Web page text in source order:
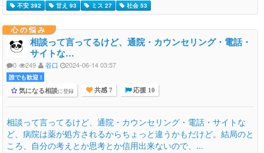
不安 392
甘え 93 ミス 27 社会 53
心の悩み
相談って言ってるけど、通院・カウンセリング・電話・
サイトな…
0 249 谷口 2024-06-14 03:57
誰でも歓迎 !
気になる相談に登録 共感 7 応援 10
相談って言ってるけど、通院・カウンセリング・電話・サイトな
ど、病院は薬が処方されるからちょっと違うかもだけど。結局のと
ころ、自分の考えとか思考とか信用出来ないので、...